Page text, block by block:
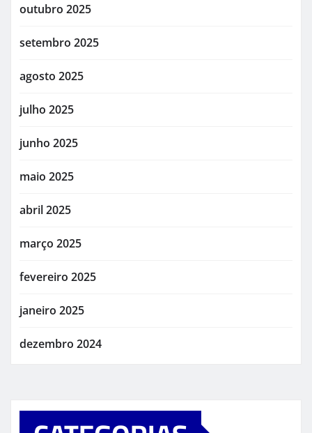
outubro 2025
setembro 2025
agosto 2025
julho 2025
junho 2025
maio 2025
abril 2025
março 2025
fevereiro 2025
janeiro 2025
dezembro 2024